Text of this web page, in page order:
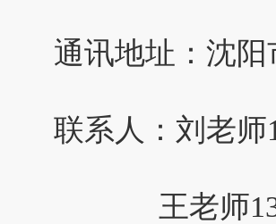
通讯地址：沈
联系人：刘老师
王老师